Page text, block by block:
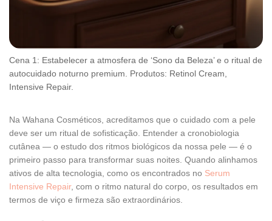
Cena 1: Estabelecer a atmosfera de ‘Sono da Beleza’ e o ritual de
autocuidado noturno premium. Produtos: Retinol Cream,
Intensive Repair.
Na Wahana Cosméticos, acreditamos que o cuidado com a pele
deve ser um ritual de sofisticação. Entender a cronobiologia
cutânea — o estudo dos ritmos biológicos da nossa pele — é o
primeiro passo para transformar suas noites. Quando alinhamos
ativos de alta tecnologia, como os encontrados no Serum
Intensive Repair, com o ritmo natural do corpo, os resultados em
termos de viço e firmeza são extraordinários.